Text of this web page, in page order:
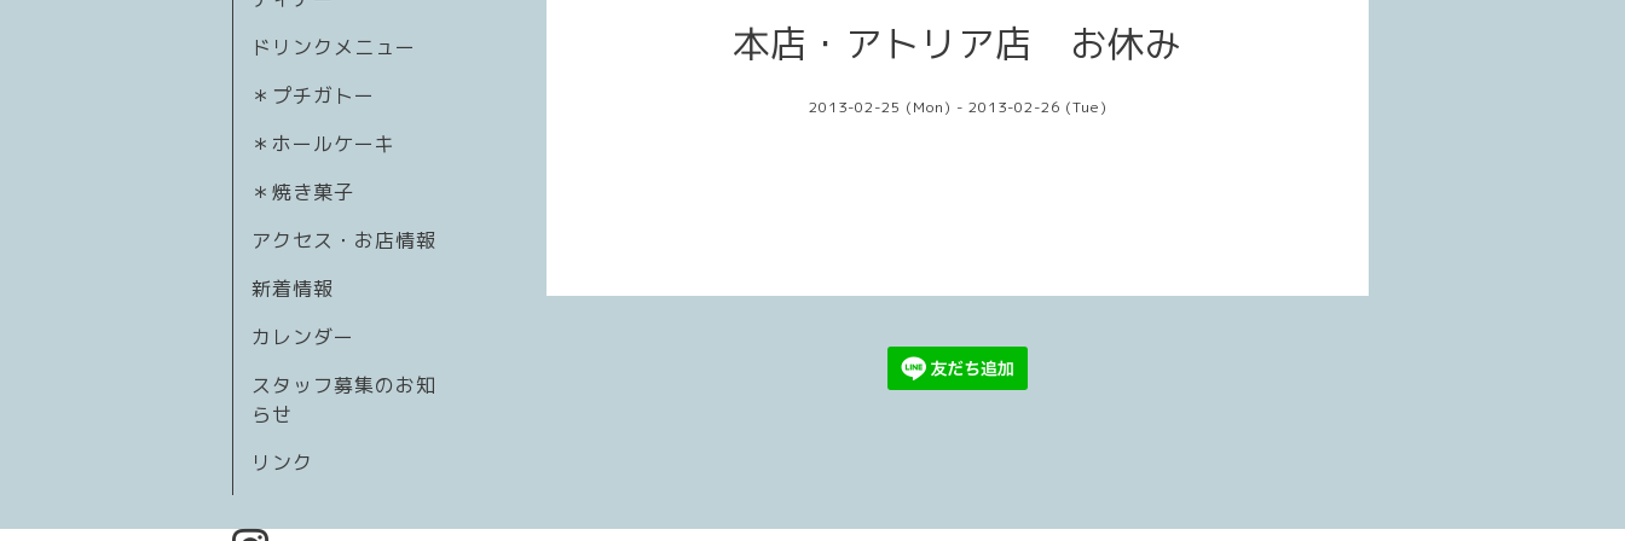
ドリンクメニュー
＊プチガトー
＊ホールケーキ
＊焼き菓子
アクセス・お店情報
新着情報
カレンダー
スタッフ募集のお知
らせ
リンク
本店・アトリア店 お休み
2013-02-25 (Mon) - 2013-02-26 (Tue)